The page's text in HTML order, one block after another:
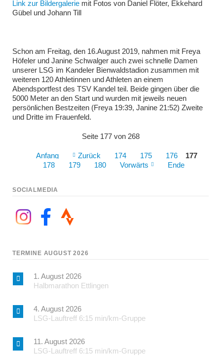
Link zur Bildergaleriemit Fotos von Daniel Flöter, Ekkehard
Gübel und Johann Till
Schon am Freitag, den 16.August 2019, nahmen mit Freya
Höfeler und Janine Schwalger auch zwei schnelle Damen
unserer LSG im Kandeler Bienwaldstadion zusammen mit
weiteren 120 Athletinnen und Athleten an einem
Abendsportfest des TSV Kandel teil. Beide gingen über die
5000 Meter an den Start und wurden mit jeweils neuen
persönlichen Bestzeiten (Freya 19:39, Janine 21:52) Zweite
und Dritte im Frauenfeld.
Seite 177 von 268
Anfang Zurück 174 175 176
177
178
179 180 Vorwärts Ende
SOCIALMEDIA
TERMINE AUGUST 2026
1. August 2026
Halbmarathon Ettlingen
4. August 2026
LSG-Lauftreff 6:15 min/km-Gruppe
11. August 2026
LSG-Lauftreff 6:15 min/km-Gruppe